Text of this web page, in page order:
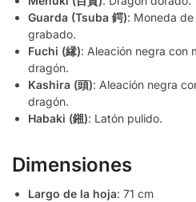
Guarda (Tsuba 鍔): Moneda
grabado.
Fuchi (縁): Aleación negra con
dragón.
Kashira (頭): Aleación negra
dragón.
Habaki (鎺): Latón pulido.
Dimensiones
Largo de la hoja: 71 cm